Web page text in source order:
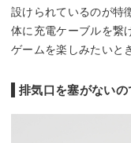
設けられているのが特
体に充電ケーブルを繋
ゲームを楽しみたいと
排気口を塞がない